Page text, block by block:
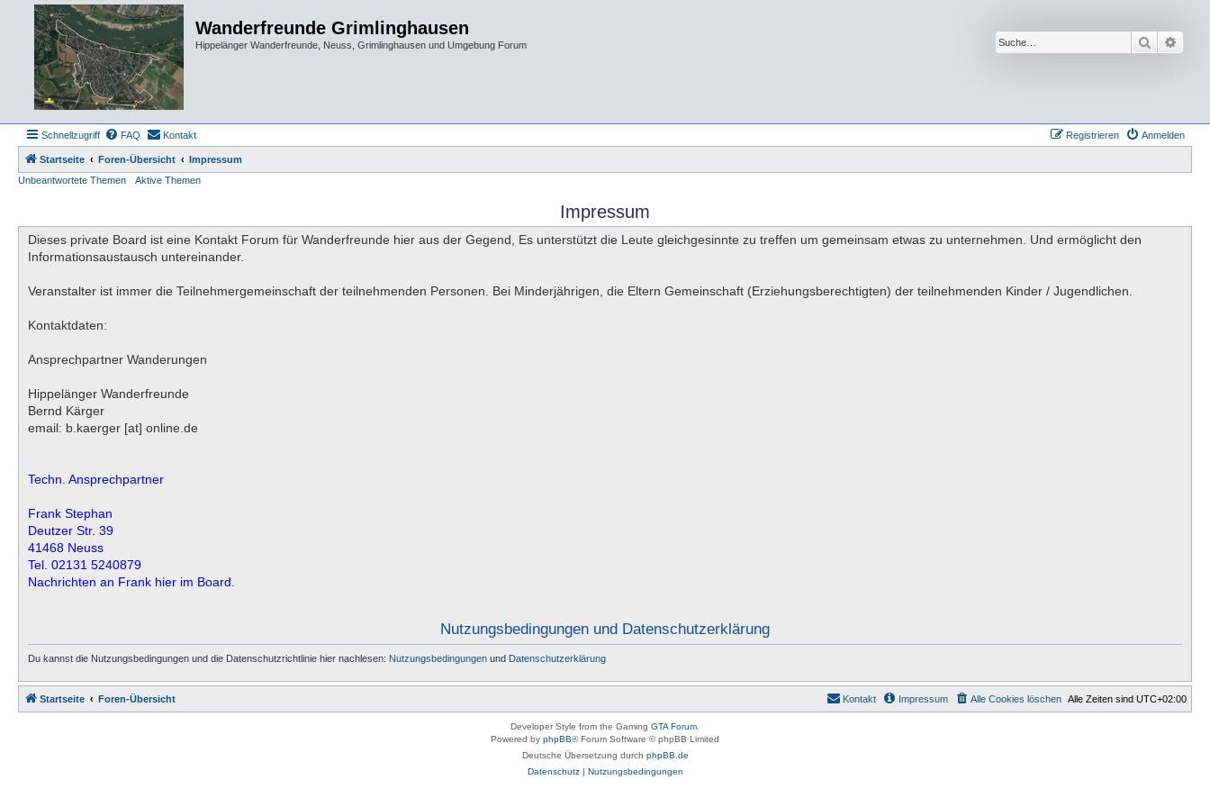
Wanderfreunde Grimlinghausen
Hippelänger Wanderfreunde, Neuss, Grimlinghausen und Umgebung Forum Suche
Schnellzugriff FAQ Kontakt Anmelden
Registrieren
Startseite Foren-Übersicht
Impressum
Unbeantwortete Themen
Aktive Themen
Impressum
Dieses private Board ist eine Kontakt Forum für Wanderfreunde hier aus der Gegend, Es unterstützt die Leute gleichgesinnte zu treffen um gemeinsam etwas zu unternehmen. Und ermöglicht den
Informationsaustausch untereinander.
Veranstalter ist immer die Teilnehmergemeinschaft der teilnehmenden Personen. Bei Minderjährigen, die Eltern Gemeinschaft (Erziehungsberechtigten) der teilnehmenden Kinder / Jugendlichen.
Kontaktdaten:
Ansprechpartner Wanderungen
Hippelänger Wanderfreunde
Bernd Kärger
email: b.kaerger [at] online.de
Techn. Ansprechpartner
Frank Stephan
Deutzer Str. 39
41468 Neuss
Tel. 02131 5240879
Nachrichten an Frank hier im Board.
Nutzungsbedingungen und Datenschutzerklärung
Du kannst die Nutzungsbedingungen und die Datenschutzrichtlinie hier nachlesen: Nutzungsbedingungen und Datenschutzerklärung
Startseite Foren-Übersicht Alle Zeiten sind UTC+02:00
Alle Cookies löschen
Impressum
Kontakt
Developer Style from the Gaming GTA Forum
Powered by phpBB® Forum Software © phpBB Limited
Deutsche Übersetzung durch phpBB.de
Datenschutz| Nutzungsbedingungen